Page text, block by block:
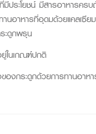
มีประโยชน์ มีสารอาหารคร
านอาหารที่อุดมด้วยแคลเซีย
ะดูกพรุน
ในเกณฑ์ปกติ
องกระดูกด้วยการทานอาห